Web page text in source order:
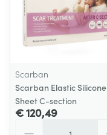
Scarban
Scarban Elastic Silicone
Sheet C-section
€ 120,49